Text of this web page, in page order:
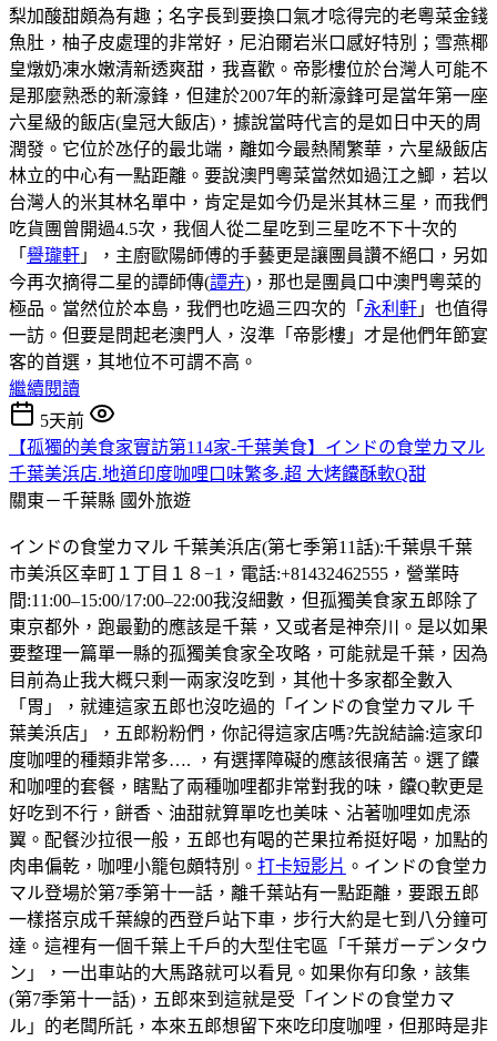
梨加酸甜頗為有趣；名字長到要換口氣才唸得完的老粵菜金錢
魚肚，柚子皮處理的非常好，尼泊爾岩米口感好特別；雪燕椰
皇燉奶凍水嫩清新透爽甜，我喜歡。帝影樓位於台灣人可能不
是那麼熟悉的新濠鋒，但建於2007年的新濠鋒可是當年第一座
六星級的飯店(皇冠大飯店)，據說當時代言的是如日中天的周
潤發。它位於氹仔的最北端，離如今最熱鬧繁華，六星級飯店
林立的中心有一點距離。要說澳門粵菜當然如過江之鯽，若以
台灣人的米其林名單中，肯定是如今仍是米其林三星，而我們
吃貨團曾開過4.5次，我個人從二星吃到三星吃不下十次的
「 譽瓏軒 」，主廚歐陽師傅的手藝更是讓團員讚不絕口，另如
今再次摘得二星的譚師傳(譚卉)，那也是團員口中澳門粵菜的
極品。當然位於本島，我們也吃過三四次的「 永利軒 」也值得
一訪。但要是問起老澳門人，沒準「帝影樓」才是他們年節宴
客的首選，其地位不可謂不高。
繼續閱讀
5天前
【孤獨的美食家實訪第114家-千葉美食】インドの食堂カマル
千葉美浜店.地道印度咖哩口味繁多.超 大烤饢酥軟Q甜
關東－千葉縣 國外旅遊
インドの食堂カマル 千葉美浜店(第七季第11話):千葉県千葉
市美浜区幸町１丁目１８−1，電話:+81432462555，營業時
間:11:00–15:00/17:00–22:00我沒細數，但孤獨美食家五郎除了
東京都外，跑最勤的應該是千葉，又或者是神奈川。是以如果
要整理一篇單一縣的孤獨美食家全攻略，可能就是千葉，因為
目前為止我大概只剩一兩家沒吃到，其他十多家都全數入
「胃」，就連這家五郎也沒吃過的「インドの食堂カマル 千
葉美浜店」，五郎粉粉們，你記得這家店嗎?先說結論:這家印
度咖哩的種類非常多…. ，有選擇障礙的應該很痛苦。選了饢
和咖哩的套餐，瞎點了兩種咖哩都非常對我的味，饢Q軟更是
好吃到不行，餅香、油甜就算單吃也美味、沾著咖哩如虎添
翼。配餐沙拉很一般，五郎也有喝的芒果拉希挺好喝，加點的
肉串偏乾，咖哩小籠包頗特別。 打卡短影片 。インドの食堂カ
マル登場於第7季第十一話，離千葉站有一點距離，要跟五郎
一樣搭京成千葉線的西登戶站下車，步行大約是七到八分鐘可
達。這裡有一個千葉上千戶的大型住宅區「千葉ガーデンタウ
ン」，一出車站的大馬路就可以看見。如果你有印象，該集
(第7季第十一話)，五郎來到這就是受「インドの食堂カマ
ル」的老闆所託，本來五郎想留下來吃印度咖哩，但那時是非